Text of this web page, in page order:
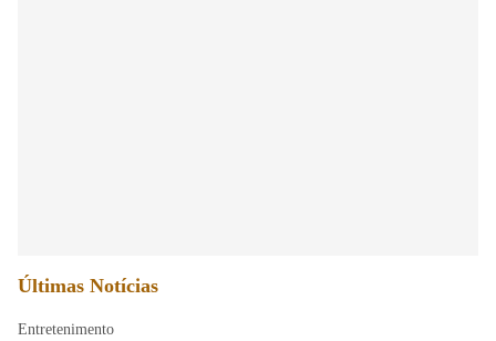
Últimas Notícias
Entretenimento